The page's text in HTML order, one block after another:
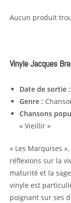
Aucun produit
Vinyle Jacques
Date de sortie :
Genre :
Chansons
« Vieillir »
« Les Marquises
réflexions sur la
maturité et la
vinyle est
poignant sur ses